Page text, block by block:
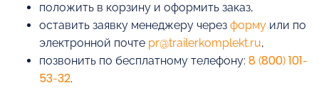
положить в корзину и оформить заказ,
оставить заявку менеджеру через форму или по
электронной почте pr@trailerkomplekt.ru,
позвонить по бесплатному телефону: 8 (800) 101-
53-32.